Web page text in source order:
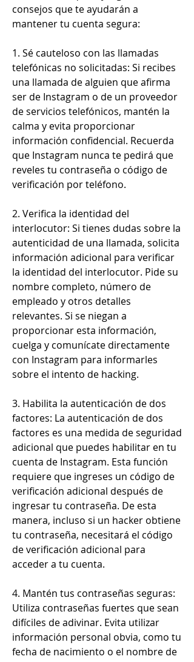
consejos que te ayudarán a
mantener tu cuenta segura:
1. Sé cauteloso con las llamadas
telefónicas no solicitadas: Si recibes
una llamada de alguien que afirma
ser de Instagram o de un proveedor
de servicios telefónicos, mantén la
calma y evita proporcionar
información confidencial. Recuerda
que Instagram nunca te pedirá que
reveles tu contraseña o código de
verificación por teléfono.
2. Verifica la identidad del
interlocutor: Si tienes dudas sobre la
autenticidad de una llamada, solicita
información adicional para verificar
la identidad del interlocutor. Pide su
nombre completo, número de
empleado y otros detalles
relevantes. Si se niegan a
proporcionar esta información,
cuelga y comunícate directamente
con Instagram para informarles
sobre el intento de hacking.
3. Habilita la autenticación de dos
factores: La autenticación de dos
factores es una medida de seguridad
adicional que puedes habilitar en tu
cuenta de Instagram. Esta función
requiere que ingreses un código de
verificación adicional después de
ingresar tu contraseña. De esta
manera, incluso si un hacker obtiene
tu contraseña, necesitará el código
de verificación adicional para
acceder a tu cuenta.
4. Mantén tus contraseñas seguras:
Utiliza contraseñas fuertes que sean
difíciles de adivinar. Evita utilizar
información personal obvia, como tu
fecha de nacimiento o el nombre de